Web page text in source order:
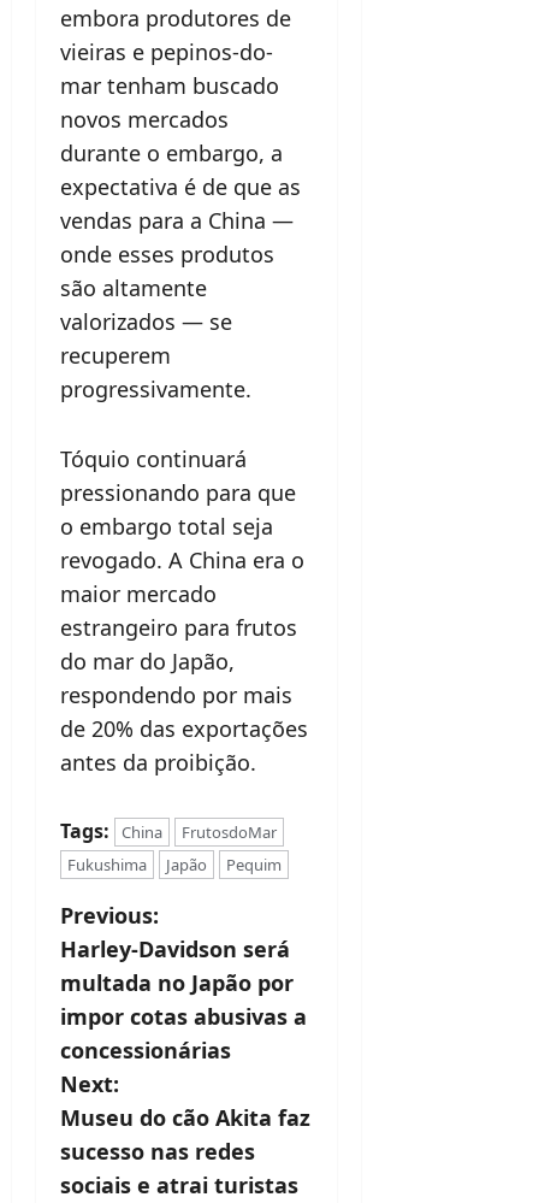
embora produtores de
vieiras e pepinos-do-
mar tenham buscado
novos mercados
durante o embargo, a
expectativa é de que as
vendas para a China —
onde esses produtos
são altamente
valorizados — se
recuperem
progressivamente.
Tóquio continuará
pressionando para que
o embargo total seja
revogado. A China era o
maior mercado
estrangeiro para frutos
do mar do Japão,
respondendo por mais
de 20% das exportações
antes da proibição.
Tags: China
FrutosdoMar
Fukushima
Japão Pequim
P
o
s
t
n
a
v
Previous:
Harley-Davidson será
multada no Japão por
impor cotas abusivas a
concessionárias
Next:
Museu do cão Akita faz
sucesso nas redes
sociais e atrai turistas